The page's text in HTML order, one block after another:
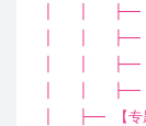
│ │ ├── 【
│ │ ├── 二
│ │ ├── 二
│ │ ├── 【
│ ├── 【专